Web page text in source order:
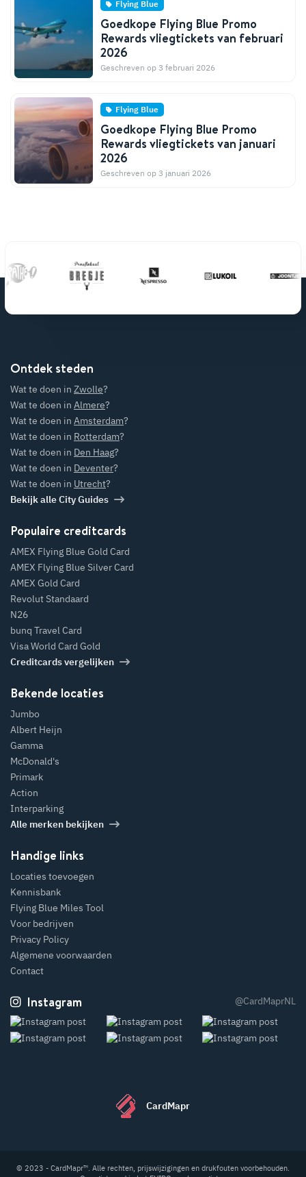
Flying Blue
Goedkope Flying Blue Promo
Rewards vliegtickets van februari
2026
Geschreven op 3 februari 2026
Flying Blue
Goedkope Flying Blue Promo
Rewards vliegtickets van januari
2026
Geschreven op 3 januari 2026
Ontdek steden
Wat te doen in Zwolle?
Wat te doen in Almere?
Wat te doen in Amsterdam?
Wat te doen in Rotterdam?
Wat te doen in Den Haag?
Wat te doen in Deventer?
Wat te doen in Utrecht?
Bekijk alle City Guides
Populaire creditcards
AMEX Flying Blue Gold Card
AMEX Flying Blue Silver Card
AMEX Gold Card
Revolut Standaard
N26
bunq Travel Card
Visa World Card Gold
Creditcards vergelijken
Bekende locaties
Jumbo
Albert Heijn
Gamma
McDonald's
Primark
Action
Interparking
Alle merken bekijken
Handige links
Locaties toevoegen
Kennisbank
Flying Blue Miles Tool
Voor bedrijven
Privacy Policy
Algemene voorwaarden
Contact
Instagram @CardMaprNL
CardMapr
© 2023 - CardMapr™. Alle rechten, prijswijzigingen en drukfouten voorbehouden.